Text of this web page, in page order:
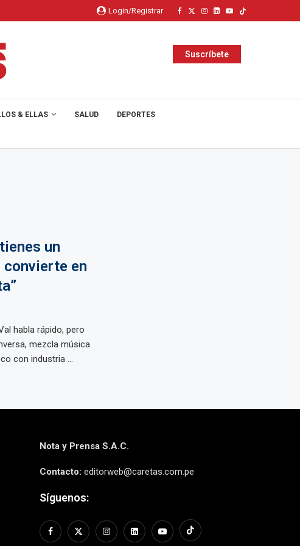
Login/Registrar
Suscríbete
& ELLAS SALUD DEPORTES
un
convierte en
habla rápido, pero
mezcla música
con industria ...
Nota y Prensa S.A.C.
Contacto: editorweb@caretas.com.pe
Síguenos: